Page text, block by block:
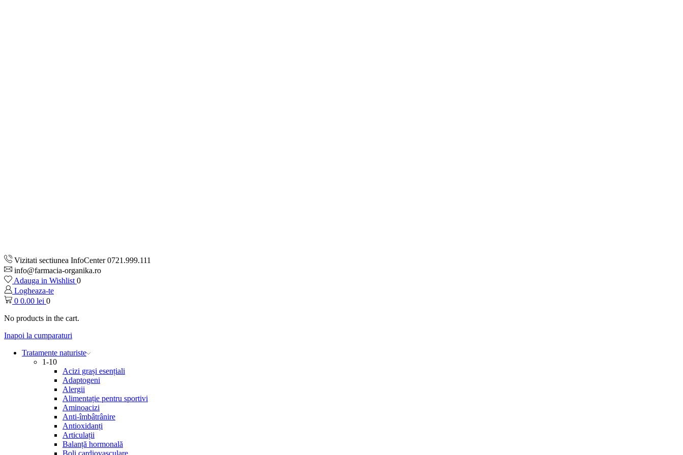
Vizitati sectiunea InfoCenter 0721.999.111
info@farmacia-organika.ro
Adauga in Wishlist 0
Logheaza-te
0 0.00 lei 0
No products in the cart.
Inapoi la cumparaturi
Tratamente naturiste
1-10
Acizi grași esențiali
Adaptogeni
Alergii
Alimentație pentru sportivi
Aminoacizi
Anti-îmbâtrânire
Antioxidanți
Articulații
Balanță hormonală
Boli cardiovasculare